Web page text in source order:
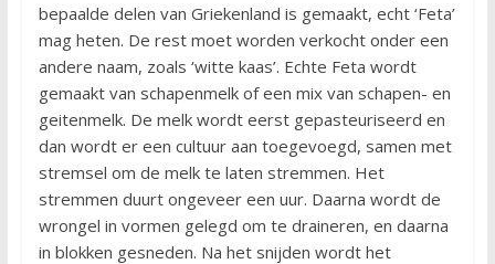
bepaalde delen van Griekenland is gemaakt, echt ‘Feta’
mag heten. De rest moet worden verkocht onder een
andere naam, zoals ‘witte kaas’. Echte Feta wordt
gemaakt van schapenmelk of een mix van schapen- en
geitenmelk. De melk wordt eerst gepasteuriseerd en
dan wordt er een cultuur aan toegevoegd, samen met
stremsel om de melk te laten stremmen. Het
stremmen duurt ongeveer een uur. Daarna wordt de
wrongel in vormen gelegd om te draineren, en daarna
in blokken gesneden. Na het snijden wordt het